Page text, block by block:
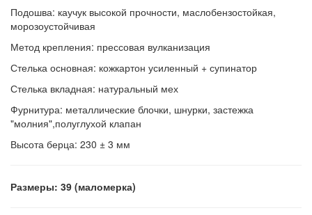
Подошва: каучук высокой прочности, маслобензостойкая,
морозоустойчивая
Метод крепления: прессовая вулканизация
Стелька основная: кожкартон усиленный + супинатор
Стелька вкладная: натуральный мех
Фурнитура: металлические блочки, шнурки, застежка
"молния",полуглухой клапан
Высота берца: 230 ± 3 мм
Размеры: 39 (маломерка)